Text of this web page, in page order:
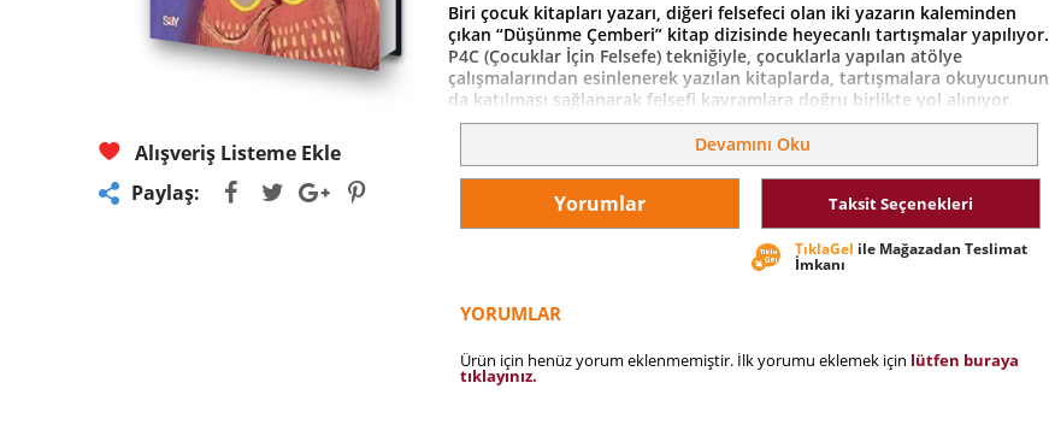
Alışveriş Listeme Ekle
Paylaş:
Biri çocuk kitapları yazarı, diğeri felsefeci olan iki yazarın kaleminden
çıkan “Düşünme Çemberi” kitap dizisinde heyecanlı tartışmalar yapılıyor.
P4C (Çocuklar İçin Felsefe) tekniğiyle, çocuklarla yapılan atölye
çalışmalarından esinlenerek yazılan kitaplarda, tartışmalara okuyucunun
da katılması sağlanarak felsefi kavramlara doğru birlikte yol alınıyor.
Devamını Oku
Yorumlar Taksit Seçenekleri
TıklaGel ile Mağazadan Teslimat
İmkanı
YORUMLAR
Ürün için henüz yorum eklenmemiştir. İlk yorumu eklemek için lütfen buraya
tıklayınız.